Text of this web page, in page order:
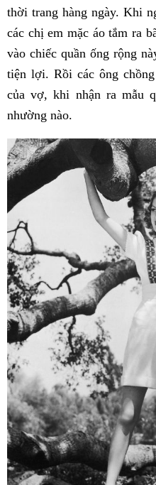
thời trang hàng ngày. Khi
các chị em mặc áo tắm ra
vào chiếc quần ống rộng
tiện lợi. Rồi các ông
của vợ, khi nhận ra mẫu
nhường nào.